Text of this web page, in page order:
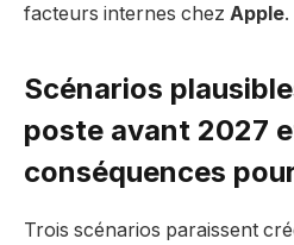
facteurs internes chez Apple.
Scénarios
poste avant 2027
conséquences
Trois scénarios paraissent